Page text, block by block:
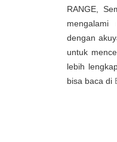
RANGE,
dengan
untuk
lebih
bisa baca di